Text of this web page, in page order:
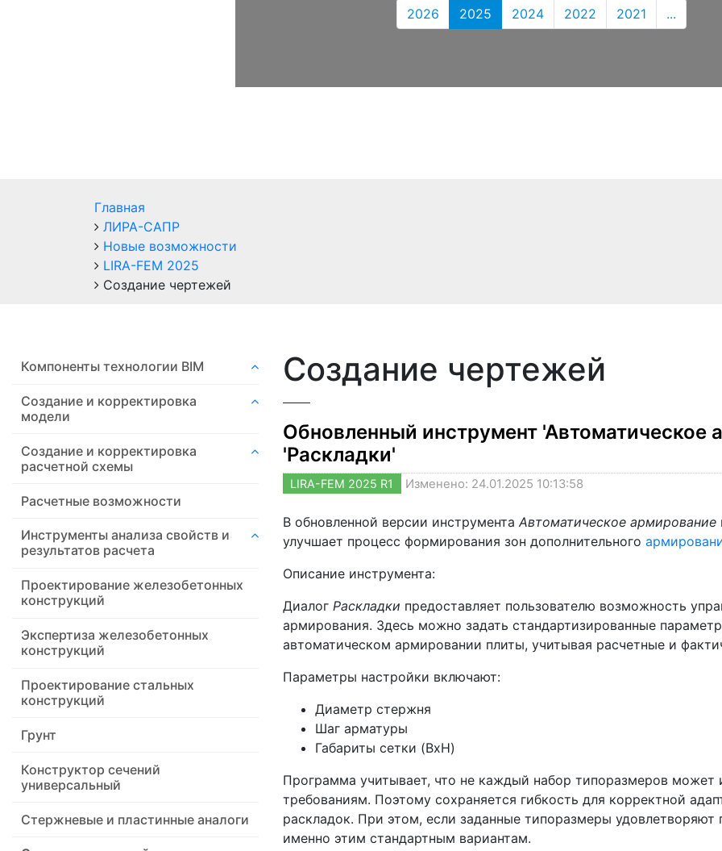
2026 2025 2024 2022 2021 ...
Главная
ЛИРА-САПР
Новые возможности
LIRA-FEM 2025
Создание чертежей
Компоненты технологии ВIM
Создание и корректировка
модели
Создание и корректировка
расчетной схемы
Расчетные возможности
Инструменты анализа свойств и
результатов расчета
Проектирование железобетонных
конструкций
Экспертиза железобетонных
конструкций
Проектирование стальных
конструкций
Грунт
Конструктор сечений
универсальный
Стержневые и пластинные аналоги
Создание чертежей
Обновленный инструмент 'Автоматическое
'Раскладки'
LIRA-FEM 2025 R1 Изменено: 24.01.2025 10:13:58
В обновленной версии инструмента Автоматическое армирование
улучшает процесс формирования зон дополнительного
Описание инструмента:
Диалог Раскладки предоставляет пользователю возможность
армирования. Здесь можно задать стандартизированные
автоматическом армировании плиты, учитывая расчетные и
Параметры настройки включают:
Диаметр стержня
Шаг арматуры
Габариты сетки (BxH)
Программа учитывает, что не каждый набор типоразмеров может
требованиям. Поэтому сохраняется гибкость для корректной
раскладок. При этом, если заданные типоразмеры
именно этим стандартным вариантам.